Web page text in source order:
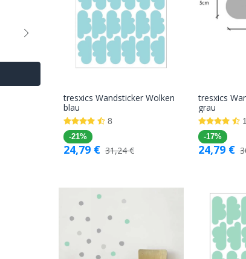
Warenkorb
tresxics Wandsticker Wolken
blau
8
-21%
24,79€ 31,24€
tresxics
grau
-17%
24,79€